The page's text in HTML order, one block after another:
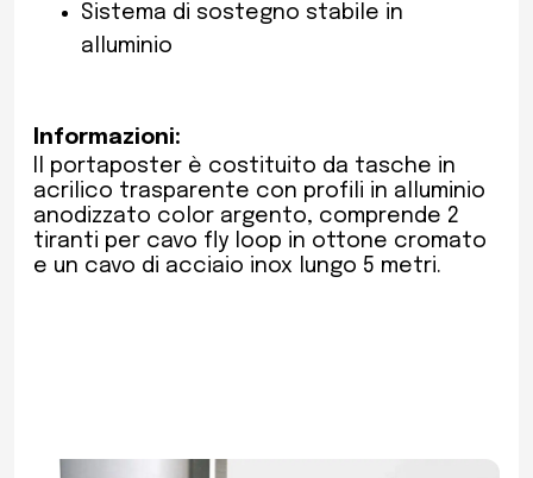
Sistema di sostegno stabile in
alluminio
Informazioni:
Il portaposter è costituito da tasche in
acrilico trasparente con profili in alluminio
anodizzato color argento, comprende 2
tiranti per cavo fly loop in ottone cromato
e un cavo di acciaio inox lungo 5 metri.